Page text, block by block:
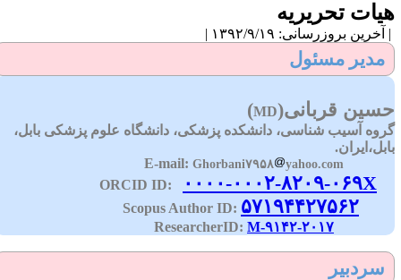
تحریریه
بروزرسانی: ۱۳۹۲/۹/۱۹ |
مدیر مسئول
قربانی(MD
)
آسیب شناسی، دانشکده پزشکی، دانشگاه علوم پزشکی بابل،
E-mail:Ghorbani۷۹۵۸ yahoo.com
۰۰۰۰-۰۰۰۲-۸۲۰۹-۰۶۹X
۵۷۱۹۴۴۲۷۵۶۲
M-۹۱۴۲-۲۰۱۷
سردبیر